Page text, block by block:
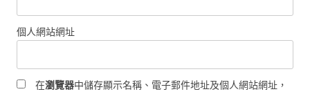
個人網站網址
在瀏覽器中儲存顯示名稱、電子郵件地址及個人網站網址，